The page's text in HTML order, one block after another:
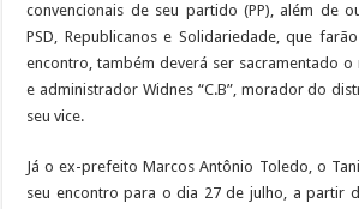
convencionais de seu partido (PP), além de
PSD, Republicanos e Solidariedade, que
encontro, também deverá ser sacramentado
e administrador Widnes “C.B”, morador do
seu vice.
Já o ex-prefeito Marcos Antônio Toledo, o
seu encontro para o dia 27 de julho, a partir